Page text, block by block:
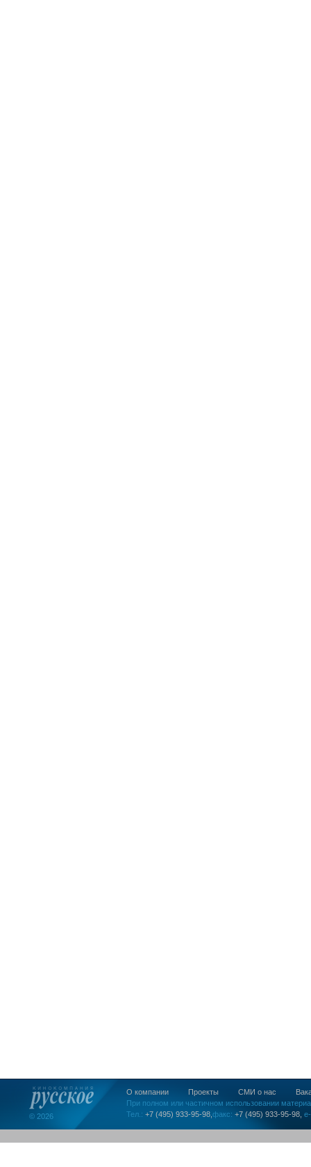
© 2026
О компании Проекты СМИ о нас
При полном или частичном использовании
Тел.: +7 (495) 933-95-98, факс: +7 (495) 933-95-98,